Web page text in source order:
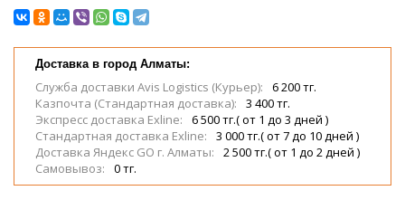
Доставка в город Алматы:
Служба доставки Avis Logistics (Курьер):
6 200 тг.
Казпочта (Стандартная доставка):
3 400 тг.
Экспресс доставка Exline:
6 500 тг.( от 1 до 3 дней )
Стандартная доставка Exline:
3 000 тг.( от 7 до 10 дней )
Доставка Яндекс GO г. Алматы:
2 500 тг.( от 1 до 2 дней )
Самовывоз:
0 тг.